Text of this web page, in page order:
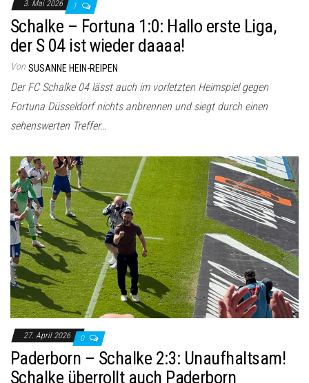
3. Mai 2026 1
Schalke – Fortuna 1:0: Hallo erste Liga,
der S 04 ist wieder daaaa!
Von SUSANNE HEIN-REIPEN
Der FC Schalke 04 lässt auch im vorletzten Heimspiel gegen
Fortuna Düsseldorf nichts anbrennen und siegt durch einen
sehenswerten Treffer…
27. April 2026 0
Paderborn – Schalke 2:3: Unaufhaltsam!
Schalke überrollt auch Paderborn